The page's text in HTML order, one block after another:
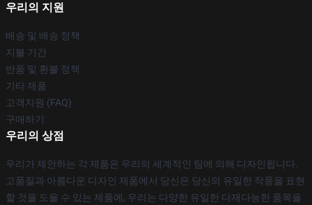
우리의 지원
배송 및 배송 정책
지불 기간
반품 및 환불 정책
기타 제품
고객지원 (FAQ)
구매하기
우리의 상점
우리가 제안하는 각 제품은 우리의 세계적인 팀에 의해 디자인됩니다.
고품질과 아름다운 디자인 제품에서 당신은 당신의 유일한 작풍을 표현
할 것을 도울 수 있는 제품에, 우리는 다양한 유일한 다재다능한 품목을